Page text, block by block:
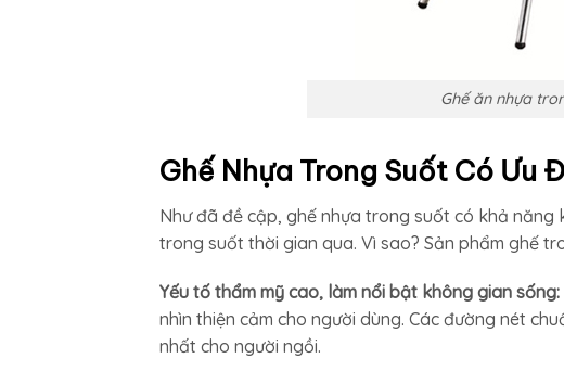
Ghế ăn nhựa
Ghế Nhựa Trong Suốt Có Ưu
Như đã đề cập, ghế nhựa trong suốt có khả
trong suốt thời gian qua. Vì sao? Sản phẩm ghế
Yếu tố thẩm mỹ cao, làm nổi bật không gian sống:
nhìn thiện cảm cho người dùng. Các đường nét
nhất cho người ngồi.